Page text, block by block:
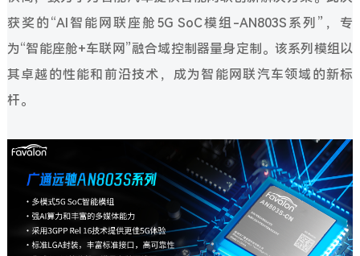
获奖的“AI智能网联座舱5G SoC模组-AN803S系列”，专
为“智能座舱+车联网”融合域控制器量身定制。该系列模组以
其卓越的性能和前沿技术，成为智能网联汽车领域的新标
杆。